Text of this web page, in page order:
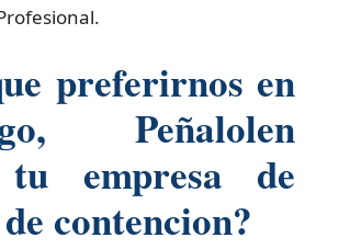
preferirnos en
Peñalolen
empresa de
contencion?